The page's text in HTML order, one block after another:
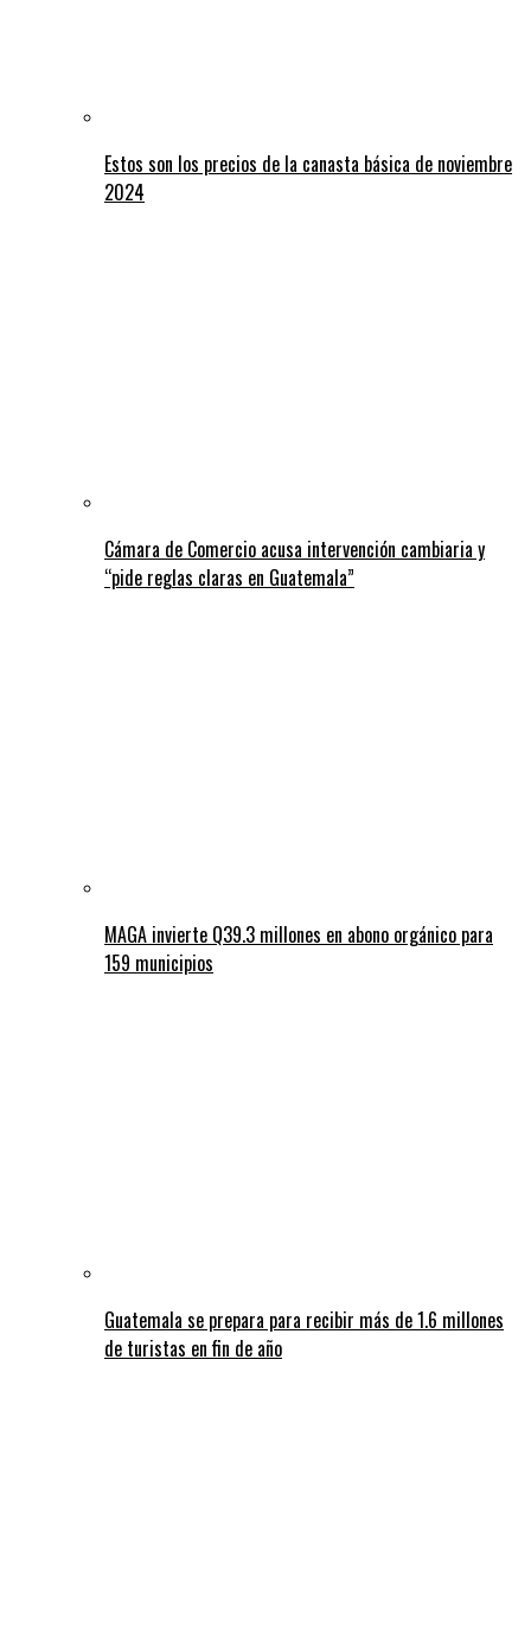
Estos son los precios de la canasta básica de noviembre
2024
Cámara de Comercio acusa intervención cambiaria y
“pide reglas claras en Guatemala”
MAGA invierte Q39.3 millones en abono orgánico para
159 municipios
Guatemala se prepara para recibir más de 1.6 millones
de turistas en fin de año